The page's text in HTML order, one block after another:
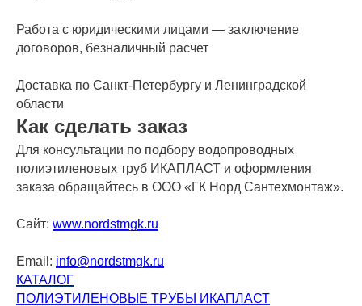
Работа с юридическими лицами — заключение
договоров, безналичный расчет
Доставка по Санкт-Петербургу и Ленинградской
области
Как сделать заказ
Для консультации по подбору водопроводных
полиэтиленовых труб ИКАПЛАСТ и оформления
заказа обращайтесь в ООО «ГК Норд Сантехмонтаж».
Сайт: www.nordstmgk.ru
Email: info@nordstmgk.ru
КАТАЛОГ
ПОЛИЭТИЛЕНОВЫЕ ТРУБЫ ИКАПЛАСТ